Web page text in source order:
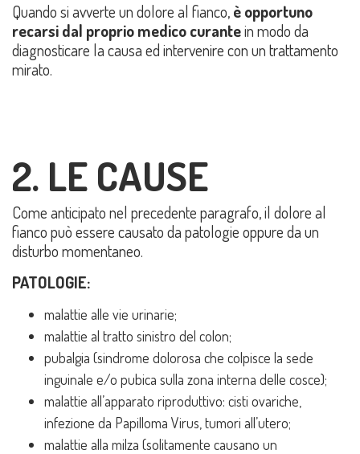
Quando si avverte un dolore al fianco,è opportuno
recarsi dal proprio medico curantein modo da
diagnosticare la causa ed intervenire con un trattamento
mirato.
2. LE CAUSE
Come anticipato nel precedente paragrafo, il dolore al
fianco può essere causato da patologie oppure da un
disturbo momentaneo.
PATOLOGIE:
malattie alle vie urinarie;
malattie al tratto sinistro del colon;
pubalgia (sindrome dolorosa che colpisce la sede
inguinale e/o pubica sulla zona interna delle cosce);
malattie all’apparato riproduttivo: cisti ovariche,
infezione da Papilloma Virus, tumori all’utero;
malattie alla milza (solitamente causano un